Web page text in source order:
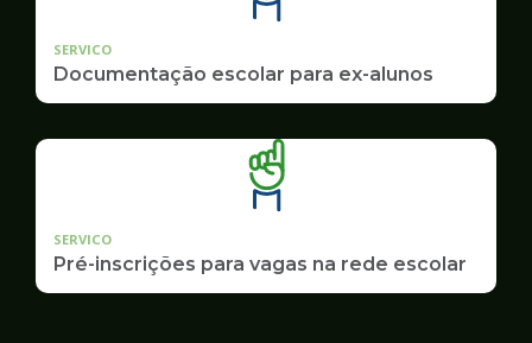
SERVICO
Documentação escolar para ex-alunos
SERVICO
Pré-inscrições para vagas na rede escolar